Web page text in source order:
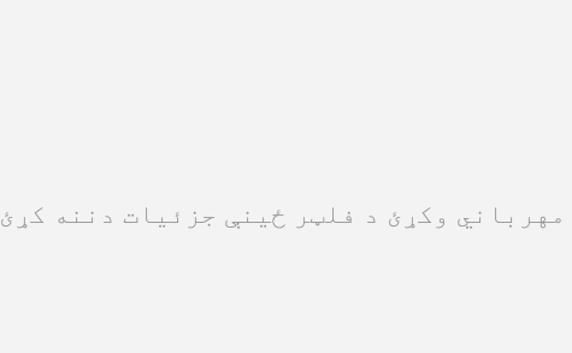
مهرباني وکړئ د فلټر ځینې جزئیات دننه کړئ